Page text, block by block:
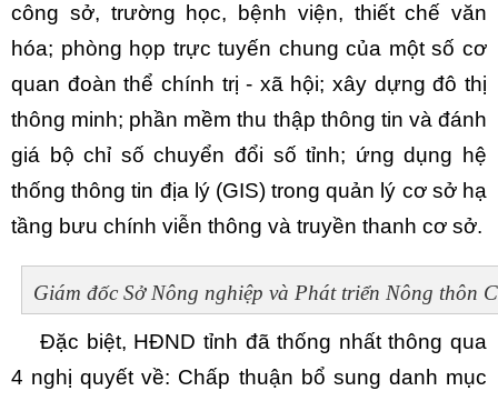
công sở, trường học, bệnh viện, thiết chế văn
hóa; phòng họp trực tuyến chung của một số cơ
quan đoàn thể chính trị - xã hội; xây dựng đô thị
thông minh; phần mềm thu thập thông tin và đánh
giá bộ chỉ số chuyển đổi số tỉnh; ứng dụng hệ
thống thông tin địa lý (GIS) trong quản lý cơ sở hạ
tầng bưu chính viễn thông và truyền thanh cơ sở.
Giám đốc Sở Nông nghiệp và Phát triển Nông thôn
Đặc biệt, HĐND tỉnh đã thống nhất thông qua
4 nghị quyết về: Chấp thuận bổ sung danh mục